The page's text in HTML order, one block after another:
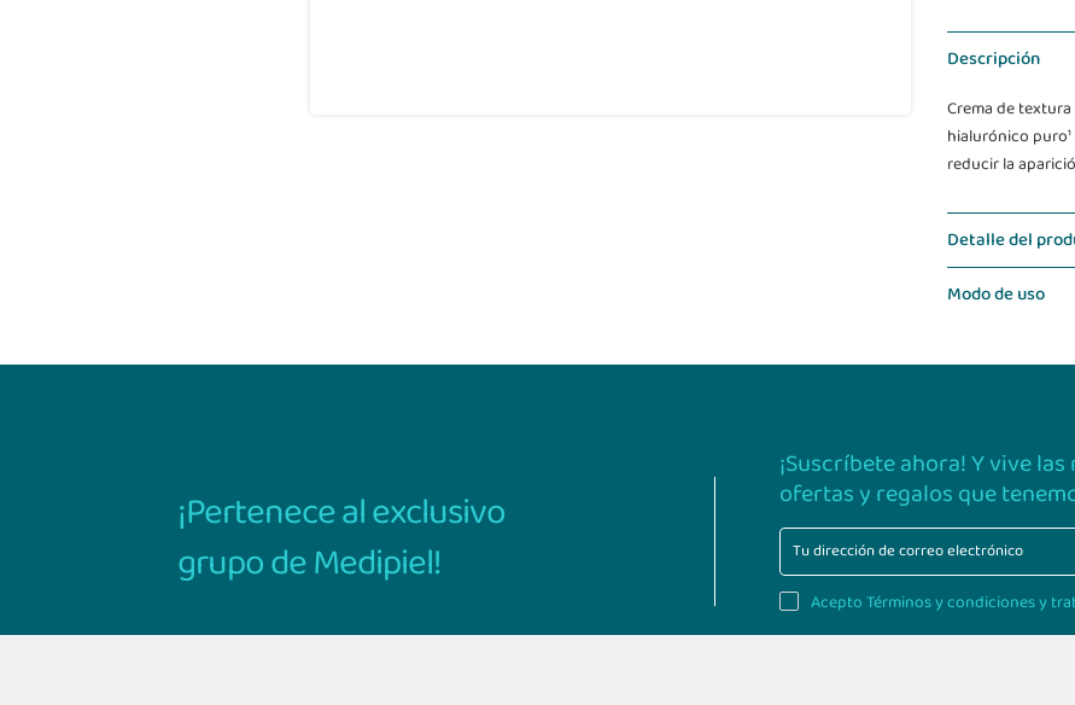
Descripción
Crema de
hialurónico
reducir la
Detalle del
Modo de uso
¡Pertenece al exclusivo
grupo de Medipiel!
¡Suscríbete ahora! Y vive
ofertas y regalos que
Acepto Términos y condiciones y